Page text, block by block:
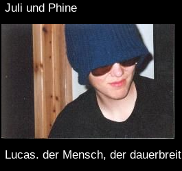
Juli und Phine
Lucas. der Mensch, der